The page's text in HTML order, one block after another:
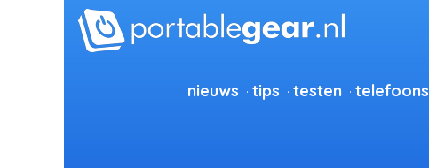
nieuws tips testen telefoons